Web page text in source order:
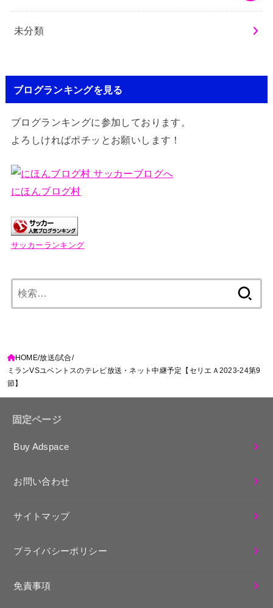
未分類
ブログランキングを見る
ブログランキングに参加しております。
よろしければポチッとお願いします！
にほんブログ村
サッカーランキング
索:
HOME 放送 試合
ミランVSユベントスのテレビ放送・ネット中継予定【セリエＡ2023-24第9
節】
固定ページ
Buy Adspace
お問い合わせ
サイトマップ
プライバシーポリシー
免責事項